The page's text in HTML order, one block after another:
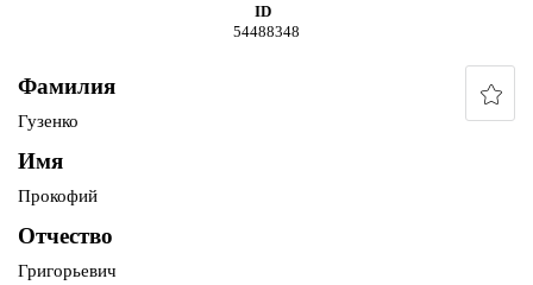
ID
54488348
Фамилия
Гузенко
Имя
Прокофий
Отчество
Григорьевич